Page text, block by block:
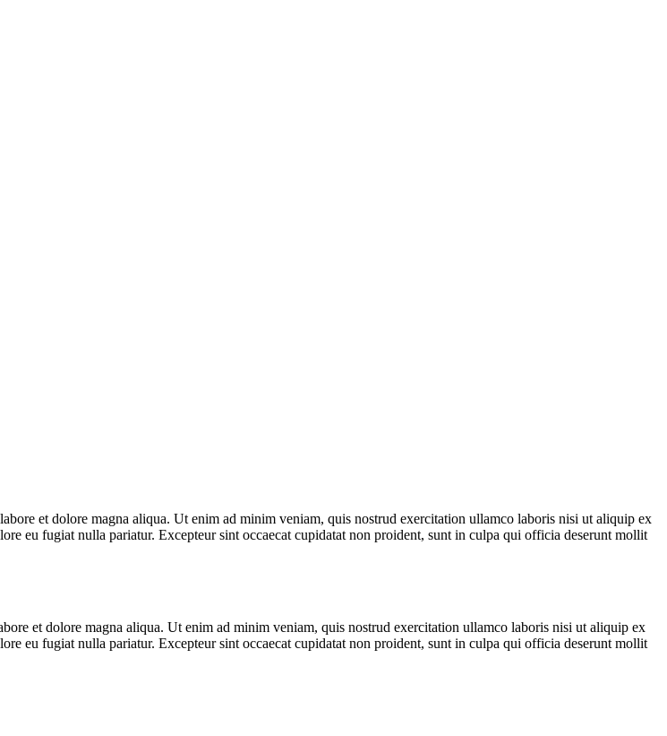
et dolore magna aliqua. Ut enim ad minim veniam, quis nostrud exercitation ullamco laboris nisi ut aliquip ex
eu fugiat nulla pariatur. Excepteur sint occaecat cupidatat non proident, sunt in culpa qui officia deserunt mollit
et dolore magna aliqua. Ut enim ad minim veniam, quis nostrud exercitation ullamco laboris nisi ut aliquip ex
eu fugiat nulla pariatur. Excepteur sint occaecat cupidatat non proident, sunt in culpa qui officia deserunt mollit